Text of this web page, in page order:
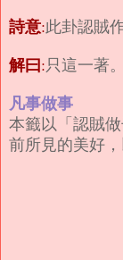
詩意:此卦認賊
解曰:只這一著
凡事做事
本籤以「認賊
前所見的美好，